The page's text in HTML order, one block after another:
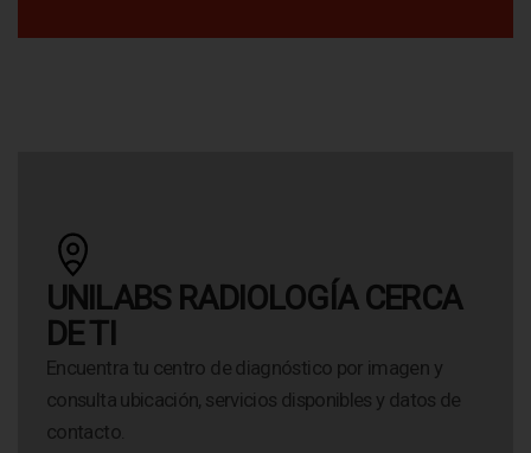
UNILABS RADIOLOGÍA CERCA
DE TI
Encuentra tu centro de diagnóstico por imagen y
consulta ubicación, servicios disponibles y datos de
contacto.